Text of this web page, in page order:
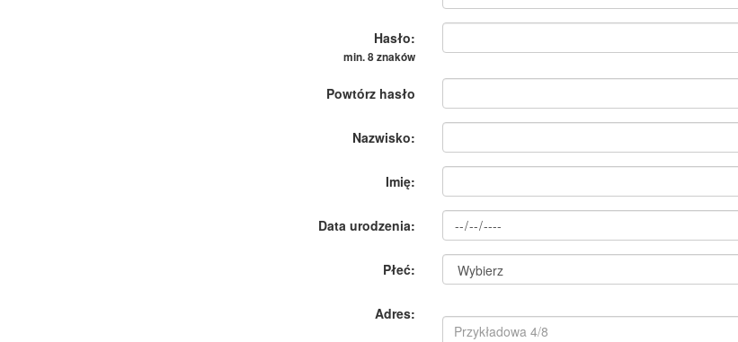
Hasło:
min. 8 znaków
Powtórz hasło
Nazwisko:
Imię:
Data urodzenia:
Płeć:
Adres: